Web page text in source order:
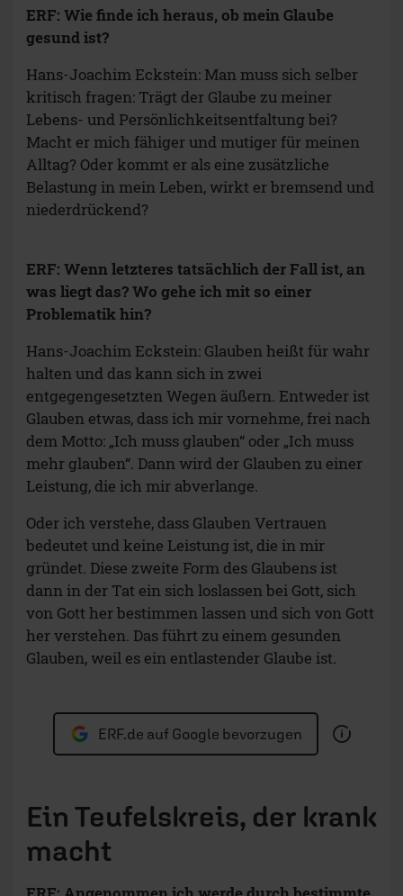
ERF: Wie finde ich heraus, ob mein Glaube
gesund ist?
Hans-Joachim Eckstein: Man muss sich selber
kritisch fragen: Trägt der Glaube zu meiner
Lebens- und Persönlichkeitsentfaltung bei?
Macht er mich fähiger und mutiger für meinen
Alltag? Oder kommt er als eine zusätzliche
Belastung in mein Leben, wirkt er bremsend und
niederdrückend?
ERF: Wenn letzteres tatsächlich der Fall ist, an
was liegt das? Wo gehe ich mit so einer
Problematik hin?
Hans-Joachim Eckstein: Glauben heißt für wahr
halten und das kann sich in zwei
entgegengesetzten Wegen äußern. Entweder ist
Glauben etwas, dass ich mir vornehme, frei nach
dem Motto: „Ich muss glauben“ oder „Ich muss
mehr glauben“. Dann wird der Glauben zu einer
Leistung, die ich mir abverlange.
Oder ich verstehe, dass Glauben Vertrauen
bedeutet und keine Leistung ist, die in mir
gründet. Diese zweite Form des Glaubens ist
dann in der Tat ein sich loslassen bei Gott, sich
von Gott her bestimmen lassen und sich von Gott
her verstehen. Das führt zu einem gesunden
Glauben, weil es ein entlastender Glaube ist.
ERF.de auf Google bevorzugen
Ein Teufelskreis, der krank
macht